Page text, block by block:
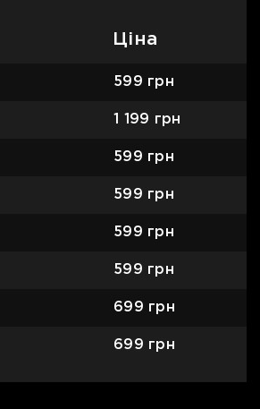
Ціна
599 грн
1 199 грн
599 грн
599 грн
599 грн
599 грн
699 грн
699 грн